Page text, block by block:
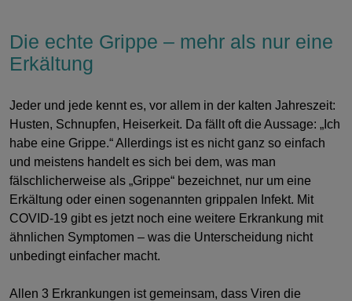
Häufig gestellte Fragen
Die echte Grippe – mehr als nur eine
Erkältung
Jeder und jede kennt es, vor allem in der kalten Jahreszeit:
Husten, Schnupfen, Heiserkeit. Da fällt oft die Aussage: „Ich
habe eine Grippe.“ Allerdings ist es nicht ganz so einfach
und meistens handelt es sich bei dem, was man
fälschlicherweise als „Grippe“ bezeichnet, nur um eine
Erkältung oder einen sogenannten grippalen Infekt. Mit
COVID-19 gibt es jetzt noch eine weitere Erkrankung mit
ähnlichen Symptomen – was die Unterscheidung nicht
unbedingt einfacher macht.
Allen 3 Erkrankungen ist gemeinsam, dass Viren die